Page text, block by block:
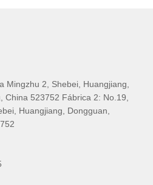
Mingzhu 2, Shebei, Huangjiang,
China 523752 Fábrica 2: No.19,
Huangjiang, Dongguan,